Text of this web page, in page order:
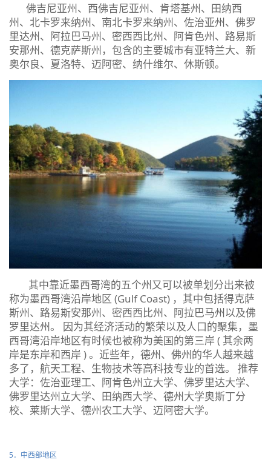
佛吉尼亚州、西佛吉尼亚州、肯塔基州、田纳西
州、北卡罗来纳州、南北卡罗来纳州、佐治亚州、佛罗
里达州、阿拉巴马州、密西西比州、阿肯色州、路易斯
安那州、德克萨斯州，包含的主要城市有亚特兰大、新
奥尔良、夏洛特、迈阿密、纳什维尔、休斯顿。
其中靠近墨西哥湾的五个州又可以被单划分出来被
称为墨西哥湾沿岸地区 (Gulf Coast) ，其中包括得克萨
斯州、路易斯安那州、密西西比州、阿拉巴马州以及佛
罗里达州。 因为其经济活动的繁荣以及人口的聚集，墨
西哥湾沿岸地区有时候也被称为美国的第三岸 ( 其余两
岸是东岸和西岸 ) 。近些年，德州、佛州的华人越来越
多了，航天工程、生物技术等高科技专业的首选。 推荐
大学：佐治亚理工、阿肯色州立大学、佛罗里达大学、
佛罗里达州立大学、田纳西大学、德州大学奥斯丁分
校、莱斯大学、德州农工大学、迈阿密大学。
5．中西部地区